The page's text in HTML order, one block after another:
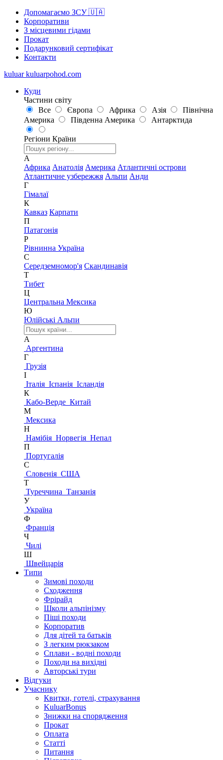
Допомагаємо ЗСУ 🇺🇦
Корпоративи
З місцевими гідами
Прокат
Подарунковий сертифікат
Контакти
kuluar kuluarpohod.com
Куди
Частини світу
Все
Європа Африка Азія
Північна
Америка
Південна Америка Антарктида
Регіони Країни
А
Африка Анатолія Америка Атлантичні острови
Атлантичне узбережжя Альпи Анди
Г
Гімалаї
К
Кавказ Карпати
П
Патагонія
Р
Рівнинна Україна
С
Середземномор'я Скандинавія
Т
Тибет
Ц
Центральна Мексика
Ю
Юлійські Альпи
А
Аргентина
Г
Грузія
І
Італія Іспанія Ісландія
К
Кабо-Верде Китай
М
Мексика
Н
Намібія Норвегія Непал
П
Португалія
С
Словенія США
Т
Туреччина Танзанія
У
Україна
Ф
Франція
Ч
Чилі
Ш
Швейцарія
Типи
Зимові походи
Сходження
Фрірайд
Школи альпінізму
Піші походи
Корпоратив
Для дітей та батьків
З легким рюкзаком
Сплави - водні походи
Походи на вихідні
Авторські тури
Відгуки
Учаснику
Квитки, готелі, страхування
KuluarBonus
Знижки на спорядження
Прокат
Оплата
Статті
Питання